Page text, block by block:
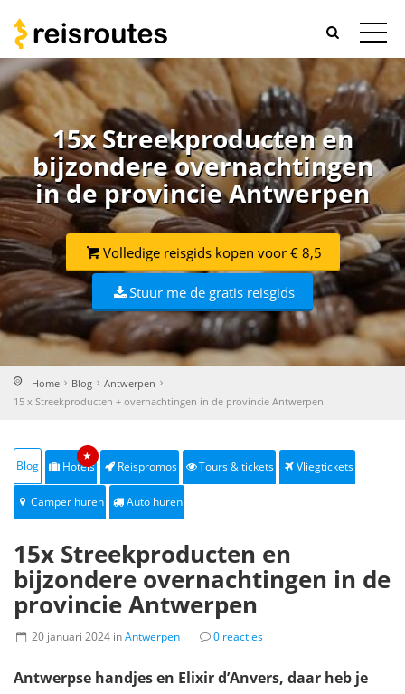
15x Streekproducten en
bijzondere overnachtingen
in de provincie Antwerpen
Volledige reisgids kopen voor € 8,5
Stuur me de gratis reisgids
Home Blog
Antwerpen
15 x Streekproducten + overnachtingen in de provincie Antwerpen
Blog Hotels
★
Reispromos Tours & tickets Vliegtickets
Camper huren Auto huren
15x Streekproducten en
bijzondere overnachtingen in de
provincie Antwerpen
20 januari 2024 inAntwerpen 0 reacties
Antwerpse handjes en Elixir d’Anvers, daar heb je